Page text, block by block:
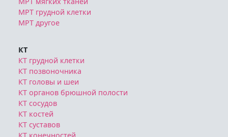
МРТ грудной клетки
МРТ другое
КТ
КТ грудной клетки
КТ позвоночника
КТ головы и шеи
КТ органов брюшной полости
КТ сосудов
КТ костей
КТ суставов